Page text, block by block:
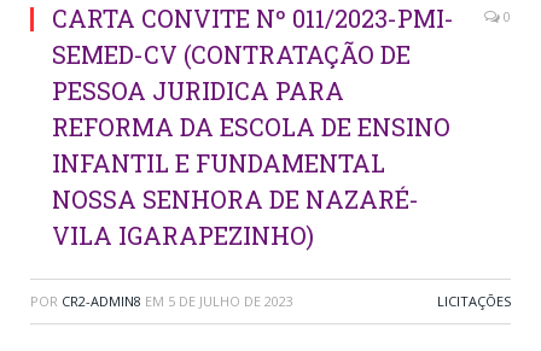
CARTA CONVITE Nº 011/2023-PMI-
SEMED-CV (CONTRATAÇÃO DE
PESSOA JURIDICA PARA
REFORMA DA ESCOLA DE ENSINO
INFANTIL E FUNDAMENTAL
NOSSA SENHORA DE NAZARÉ-
VILA IGARAPEZINHO)
0
POR CR2-ADMIN8 EM 5 DE JULHO DE 2023 LICITAÇÕES